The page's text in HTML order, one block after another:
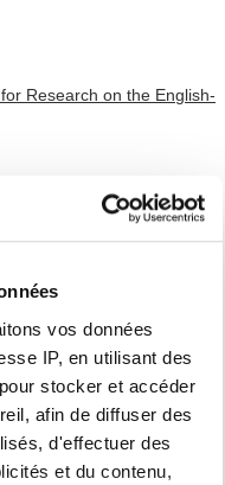
vos données
IP, en utilisant des
stocker et accéder
afin de diffuser des
d'effectuer des
et du contenu,
Research on the English-
universités
des universités